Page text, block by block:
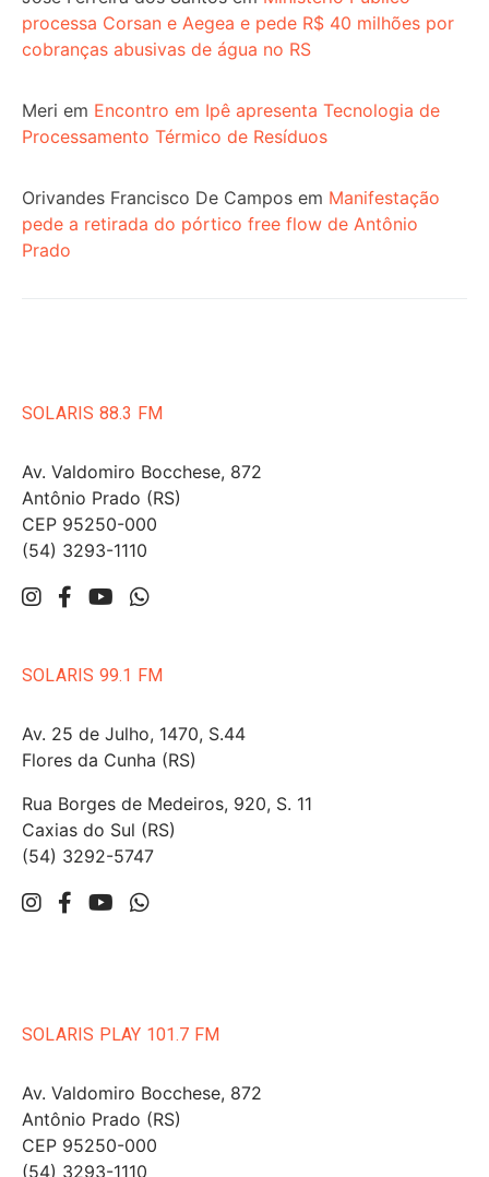
processa Corsan e Aegea e pede R$ 40 milhões por
cobranças abusivas de água no RS
Meri em Encontro em Ipê apresenta Tecnologia de
Processamento Térmico de Resíduos
Orivandes Francisco De Campos em Manifestação
pede a retirada do pórtico free flow de Antônio
Prado
SOLARIS 88.3 FM
Av. Valdomiro Bocchese, 872
Antônio Prado (RS)
CEP 95250-000
(54) 3293-1110
SOLARIS 99.1 FM
Av. 25 de Julho, 1470, S.44
Flores da Cunha (RS)
Rua Borges de Medeiros, 920, S. 11
Caxias do Sul (RS)
(54) 3292-5747
SOLARIS PLAY 101.7 FM
Av. Valdomiro Bocchese, 872
Antônio Prado (RS)
CEP 95250-000
(54) 3293-1110